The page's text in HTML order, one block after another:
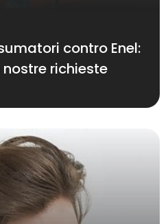
contro Enel:
richieste